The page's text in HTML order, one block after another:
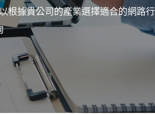
根據貴公司的產業選擇適合的網路